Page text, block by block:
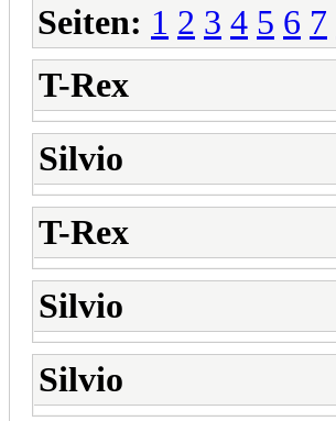
Seiten: 1 2 3 4 5 6 7
T-Rex
Silvio
T-Rex
Silvio
Silvio